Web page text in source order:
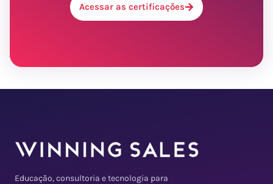
Acessar as certificações
Educação, consultoria e tecnologia para